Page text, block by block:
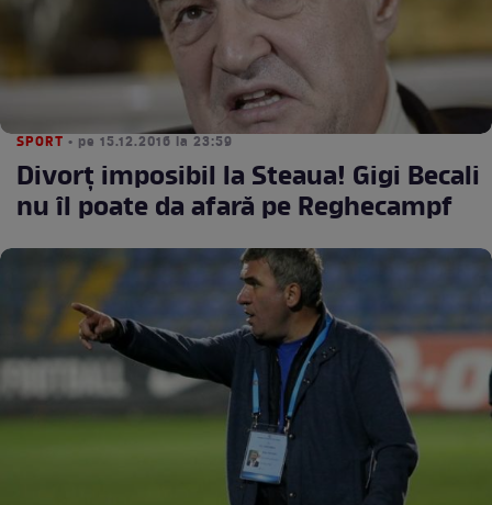
SPORT • pe 15.12.2016 la 23:59
Divorţ imposibil la Steaua! Gigi Becali
nu îl poate da afară pe Reghecampf